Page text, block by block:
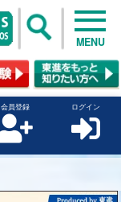
MENU
会員登録 ログイン